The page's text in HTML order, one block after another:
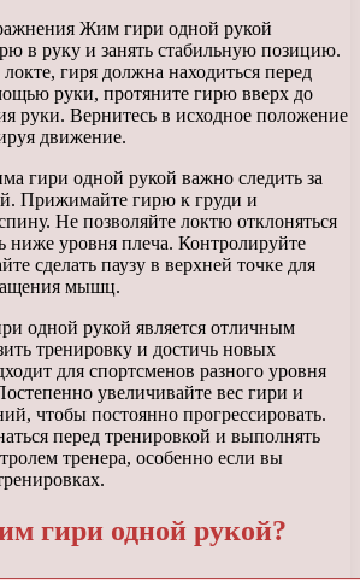
Жим гири одной рукой
в руку и занять стабильную позицию.
гиря должна находиться перед
руки, протяните гирю вверх до
руки. Вернитесь в исходное положение
движение.
гири одной рукой важно следить за
Прижимайте гирю к груди и
Не позволяйте локтю отклоняться
ниже уровня плеча. Контролируйте
сделать паузу в верхней точке для
мышц.
одной рукой является отличным
тренировку и достичь новых
для спортсменов разного уровня
увеличивайте вес гири и
чтобы постоянно прогрессировать.
перед тренировкой и выполнять
тренера, особенно если вы
гири одной рукой?